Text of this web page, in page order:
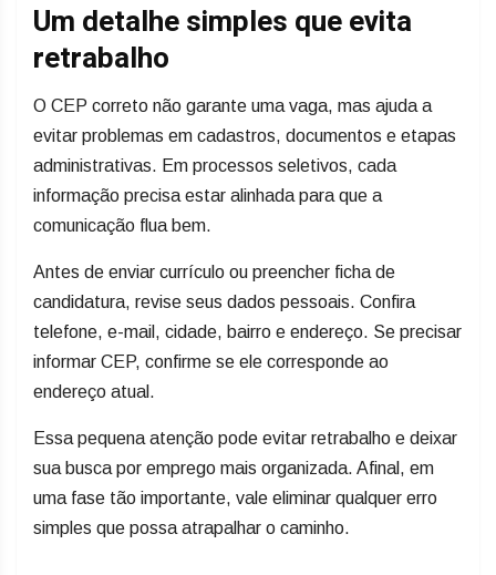
Um detalhe simples que evita
retrabalho
O CEP correto não garante uma vaga, mas ajuda a
evitar problemas em cadastros, documentos e etapas
administrativas. Em processos seletivos, cada
informação precisa estar alinhada para que a
comunicação flua bem.
Antes de enviar currículo ou preencher ficha de
candidatura, revise seus dados pessoais. Confira
telefone, e-mail, cidade, bairro e endereço. Se precisar
informar CEP, confirme se ele corresponde ao
endereço atual.
Essa pequena atenção pode evitar retrabalho e deixar
sua busca por emprego mais organizada. Afinal, em
uma fase tão importante, vale eliminar qualquer erro
simples que possa atrapalhar o caminho.